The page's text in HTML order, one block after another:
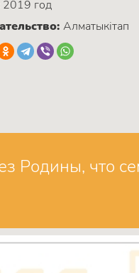
2019 год
Алматыкітап
Родины, что